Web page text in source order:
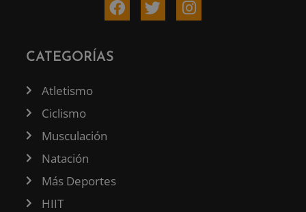
CATEGORÍAS
Atletismo
Ciclismo
Musculación
Natación
Más Deportes
HIIT